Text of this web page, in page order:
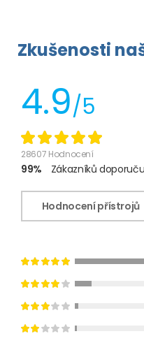
Zkušenosti
4.9/5
28607 Hodnocení
99% Zákazníků
Hodnocení přístrojů